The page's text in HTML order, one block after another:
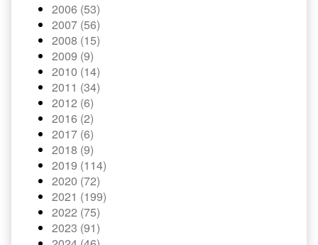
2006 (53)
2007 (56)
2008 (15)
2009 (9)
2010 (14)
2011 (34)
2012 (6)
2016 (2)
2017 (6)
2018 (9)
2019 (114)
2020 (72)
2021 (199)
2022 (75)
2023 (91)